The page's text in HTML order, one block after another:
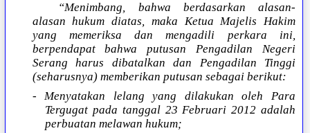
“Menimbang, bahwa berdasarkan alasan-
alasan hukum diatas, maka Ketua Majelis Hakim
yang memeriksa dan mengadili perkara ini,
berpendapat bahwa putusan Pengadilan Negeri
Serang harus dibatalkan dan Pengadilan Tinggi
(seharusnya) memberikan putusan sebagai berikut:
- Menyatakan lelang yang dilakukan oleh Para
Tergugat pada tanggal 23 Februari 2012 adalah
perbuatan melawan hukum;